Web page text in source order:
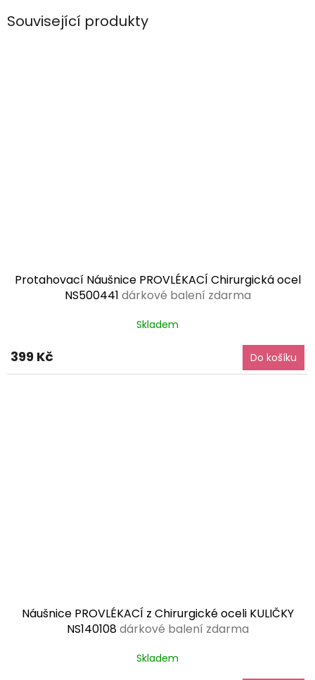
Související produkty
Protahovací Náušnice PROVLÉKACÍ Chirurgická ocel
NS500441 dárkové balení zdarma
Skladem
399 Kč Do košíku
Náušnice PROVLÉKACÍ z Chirurgické oceli KULIČKY
NS140108dárkové balení zdarma
Skladem